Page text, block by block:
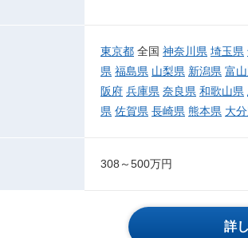
東京都 全国 神奈川県 埼玉県
県 福島県 山梨県 新潟県 富
阪府 兵庫県 奈良県 和歌山県
県 佐賀県 長崎県 熊本県 大
308～500万円
詳